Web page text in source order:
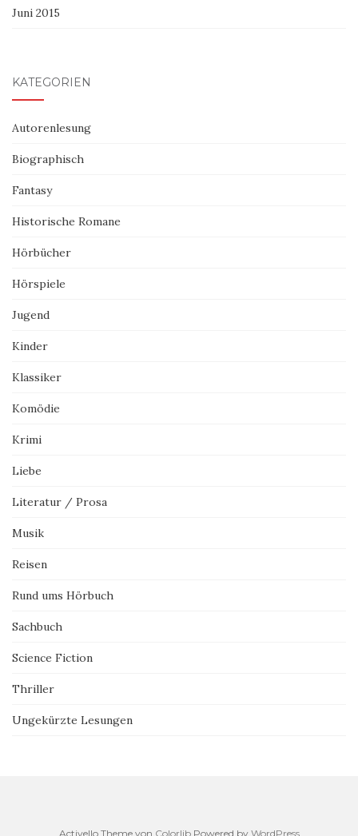
Juni 2015
KATEGORIEN
Autorenlesung
Biographisch
Fantasy
Historische Romane
Hörbücher
Hörspiele
Jugend
Kinder
Klassiker
Komödie
Krimi
Liebe
Literatur / Prosa
Musik
Reisen
Rund ums Hörbuch
Sachbuch
Science Fiction
Thriller
Ungekürzte Lesungen
Activello Theme von ColorlibPowered by WordPress